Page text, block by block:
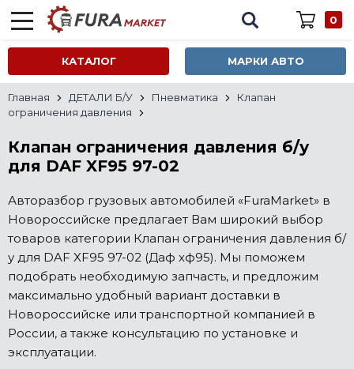
0
КАТАЛОГ МАРКИ АВТО
Главная ДЕТАЛИ Б/У Пневматика
Клапан
ограничения давления
Клапан ограничения давления б/у
для DAF XF95 97-02
Авторазбор грузовых автомобилей «FuraMarket» в
Новороссийске предлагает Вам широкий выбор
товаров категории Клапан ограничения давления б/
у для DAF XF95 97-02 (Даф хф95). Мы поможем
подобрать необходимую запчасть, и предложим
максимально удобный вариант доставки в
Новороссийске или транспортной компанией в
России, а также консультацию по установке и
эксплуатации.